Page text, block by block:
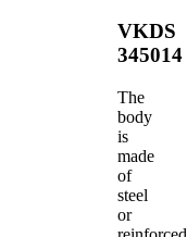
VKDS
345014
The
body
is
made
of
steel
or